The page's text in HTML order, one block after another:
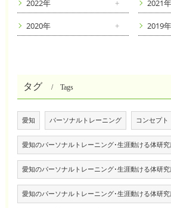
2022年 2021年
2020年 2019年
タグ Tags
愛知 パーソナルトレーニング コンセプト
愛知のパーソナルトレーニング･生涯動ける体研
愛知のパーソナルトレーニング･生涯動ける体研
愛知のパーソナルトレーニング･生涯動ける体研